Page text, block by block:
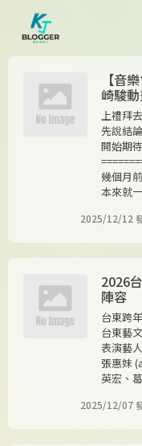
【音
崎駿
上禮拜
先說結
開始期
幾個月
本來就
2025/12/12
2026
陣容
台東跨
台東藝
表演藝
張惠妹
英宏、​​​​​​​
2025/12/07